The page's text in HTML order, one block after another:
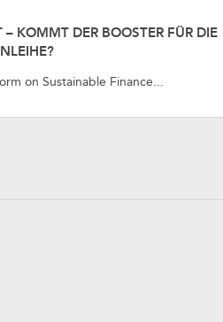
KOMMT DER BOOSTER FÜR DIE
on Sustainable Finance...